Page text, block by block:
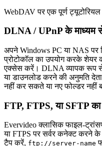
WebDAV पर एक पूर्ण ट्यूटोरियल
DLNA / UPnP के माध्यम
अपने Windows PC या NAS पर
प्रोटोकॉल का उपयोग करके
एक्सेस करें। DLNA व्यापक रूप से
या डाउनलोड करने की अनुमति
नहीं कर सकते या नए फोल्डर नहीं
FTP, FTPS, या SFTP
Evervideo क्लासिक फाइल-
या FTPS पर सर्वर कनेक्ट करने
टैप करें, ftp://server-name